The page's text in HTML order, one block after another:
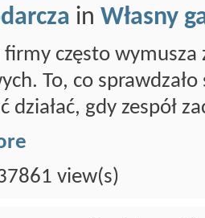
in Własny
firmy często
To, co
działać, gdy zespół
view(s)